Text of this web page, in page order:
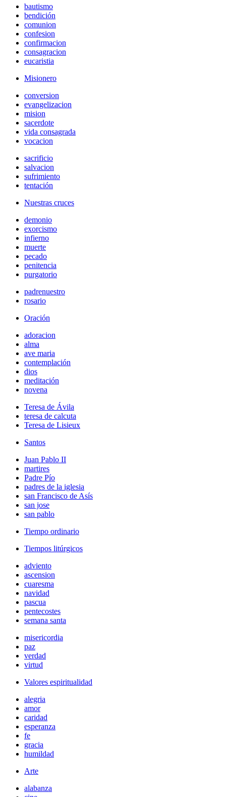
bautismo
bendición
comunion
confesion
confirmacion
consagracion
eucaristia
Misionero
conversion
evangelizacion
mision
sacerdote
vida consagrada
vocacion
sacrificio
salvacion
sufrimiento
tentación
Nuestras cruces
demonio
exorcismo
infierno
muerte
pecado
penitencia
purgatorio
padrenuestro
rosario
Oración
adoracion
alma
ave maria
contemplación
dios
meditación
novena
Teresa de Ávila
teresa de calcuta
Teresa de Lisieux
Santos
Juan Pablo II
martires
Padre Pío
padres de la iglesia
san Francisco de Asís
san jose
san pablo
Tiempo ordinario
Tiempos litúrgicos
adviento
ascension
cuaresma
navidad
pascua
pentecostes
semana santa
misericordia
paz
verdad
virtud
Valores espiritualidad
alegria
amor
caridad
esperanza
fe
gracia
humildad
Arte
alabanza